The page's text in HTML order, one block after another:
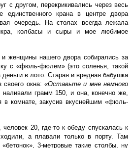
с другом, перекрикивались через весь
крана в центре двора
очередь. На столах всегда лежала
икра, колбасы и сыры и мое любимое
женщины нашего двора собирались за
с «фюль-фюлем» (это соленья, такой
деньги в лото. Старая и вредная бабушка
своего окна: «Оставьте и мне немного
наливали грамм 150, и она, конечно же,
в комнате, закусив вкуснейшим «фюль-
20, где-то к обеду спускалась к
а плавали только в порту. Там
3-метровые такие столбы, ну